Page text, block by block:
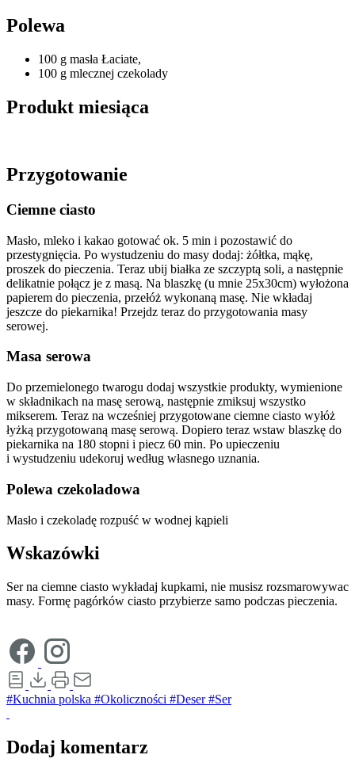
Polewa
100 g masła Łaciate,
100 g mlecznej czekolady
Produkt miesiąca
Przygotowanie
Ciemne ciasto
Masło, mleko i kakao gotować ok. 5 min i pozostawić do
przestygnięcia. Po wystudzeniu do masy dodaj: żółtka, mąkę,
proszek do pieczenia. Teraz ubij białka ze szczyptą soli, a następnie
delikatnie połącz je z masą. Na blaszkę (u mnie 25x30cm) wyłożona
papierem do pieczenia, przełóż wykonaną masę. Nie wkładaj
jeszcze do piekarnika! Przejdz teraz do przygotowania masy
serowej.
Masa serowa
Do przemielonego twarogu dodaj wszystkie produkty, wymienione
w składnikach na masę serową, następnie zmiksuj wszystko
mikserem. Teraz na wcześniej przygotowane ciemne ciasto wyłóż
łyżką przygotowaną masę serową. Dopiero teraz wstaw blaszkę do
piekarnika na 180 stopni i piecz 60 min. Po upieczeniu
i wystudzeniu udekoruj według własnego uznania.
Polewa czekoladowa
Masło i czekoladę rozpuść w wodnej kąpieli
Wskazówki
Ser na ciemne ciasto wykładaj kupkami, nie musisz rozsmarowywac
masy. Formę pagórków ciasto przybierze samo podczas pieczenia.
#Kuchnia polska #Okoliczności #Deser#Ser
Dodaj komentarz